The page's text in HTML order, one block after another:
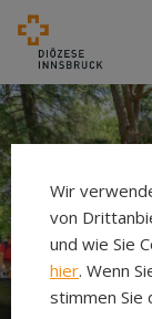
Wir
von
und wie Sie
hier. Wenn
stimmen Sie